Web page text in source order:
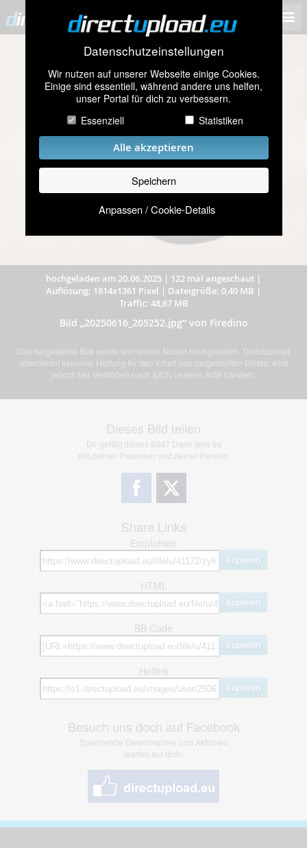
Datenschutzeinstellungen
Wir nutzen auf unserer Webseite einige Cookies.
Einige sind essentiell, während andere uns helfen,
unser Portal für dich zu verbessern.
Essenziell
Statistiken
Alle akzeptieren
Speichern
Anpassen / Cookie-Details
hochgeladen am 20.06.2025 | 122 mal angeschaut |
Auflösung: 1814x1361 Pixel | Dateigröße: 0,40 MB |
Traffic: 48,67 MB
Bild „20250616_205252.jpg” von Firedino
Das dargestellte Bild wurde von einem Nutzer hochgeladen. Directupload
übernimmt keinerlei Haftung für den Inhalt des dargestellten Bildes, wird
jedoch bei Verstößen nach §2(3) unserer AGB handeln.
Dieses Bild teilen
Dir gefällt dieses Bild? Dann teile es
mit deinen Freunden und deiner Familie.
Share Links
Empfohlen
kopieren
HTML
kopieren
BB Code
kopieren
Hotlink
kopieren
Besuch uns doch auf Facebook
Spannende Gewinnspiele und Aktionen
warten auf dich!